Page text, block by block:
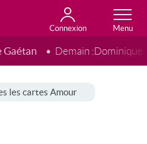
Connexion
Gaétan Demain :Dominique
les cartes Amour